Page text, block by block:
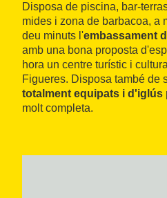
Disposa de piscina, bar-
mides i zona de barbacoa, a
deu minuts l'embassament
amb una bona proposta
hora un centre turístic i
Figueres. Disposa també de
totalment equipats i d'iglús
molt completa.